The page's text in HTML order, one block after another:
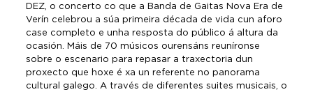
DEZ, o concerto co que a Banda de Gaitas Nova Era de
Verín celebrou a súa primeira década de vida cun aforo
case completo e unha resposta do público á altura da
ocasión. Máis de 70 músicos ourensáns reuníronse
sobre o escenario para repasar a traxectoria dun
proxecto que hoxe é xa un referente no panorama
cultural galego. A través de diferentes suites musicais, o